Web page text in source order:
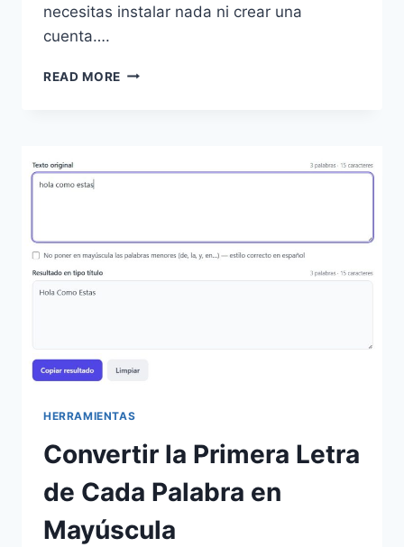
necesitas instalar nada ni crear una
cuenta….
READ MORE GENERADOR
AMIGABLE
HERRAMIENTAS
Convertir la Primera Letra
de Cada Palabra en
Mayúscula